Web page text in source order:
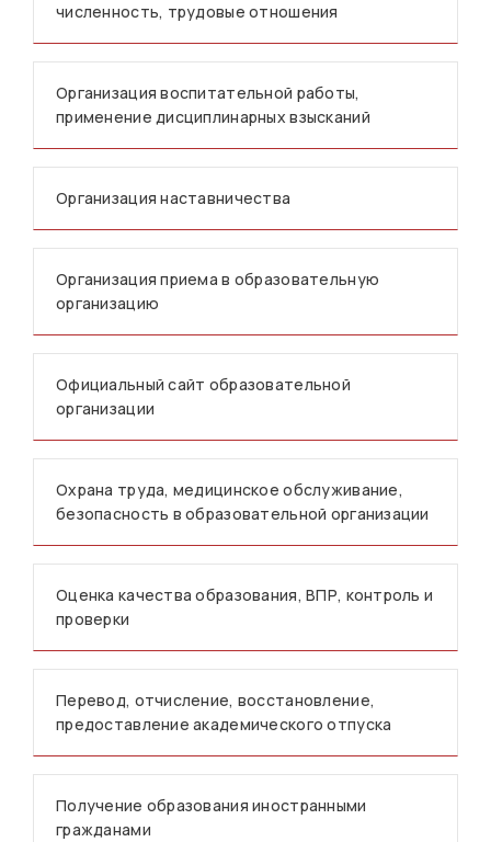
численность, трудовые отношения
Организация воспитательной работы,
применение дисциплинарных взысканий
Организация наставничества
Организация приема в образовательную
организацию
Официальный сайт образовательной
организации
Охрана труда, медицинское обслуживание,
безопасность в образовательной организации
Оценка качества образования, ВПР, контроль и
проверки
Перевод, отчисление, восстановление,
предоставление академического отпуска
Получение образования иностранными
гражданами